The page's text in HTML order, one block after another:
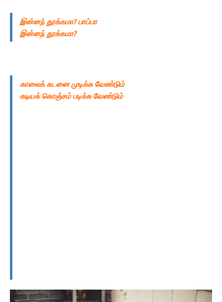
இன்னந் தூக்கமா? பாப்பா
இன்னந் தூக்கமா?
காலைக் கடனை முடிக்க வேண்டும்
கடியக் கொஞ்சம் படிக்க வேண்டும்